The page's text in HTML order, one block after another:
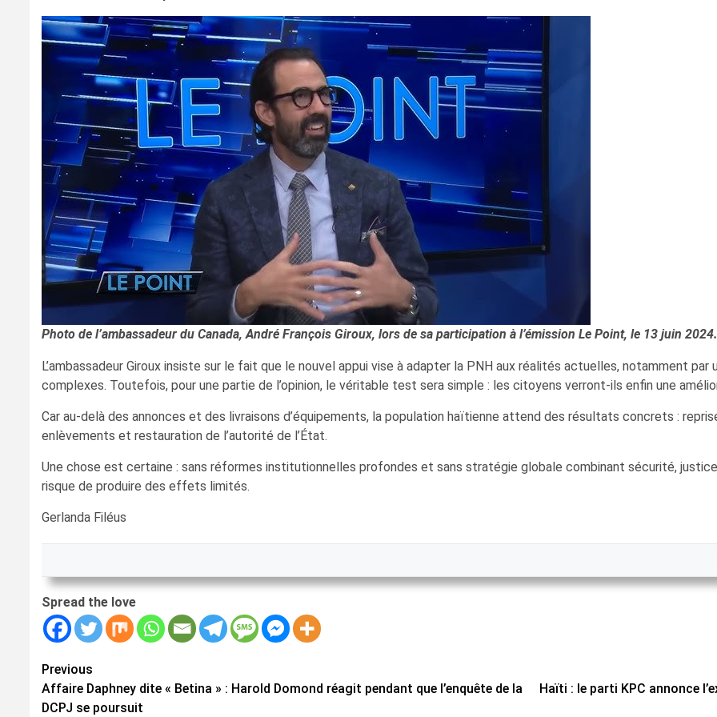
Photo de l’ambassadeur du Canada, André François Giroux, lors de sa participation à l’émission Le Point, le 13 juin 2024.
L’ambassadeur Giroux insiste sur le fait que le nouvel appui vise à adapter la PNH aux réalités actuelles, notamment
Car au-delà des annonces et des livraisons d’équipements, la population haïtienne attend des résultats concrets :
enlèvements et restauration de l’autorité de l’État.
Une chose est certaine : sans réformes institutionnelles profondes et sans stratégie globale combinant sécurité,
risque de produire des effets limités.
Gerlanda Filéus
Spread the love
Continue
Reading
Previous
Affaire Daphney dite « Betina » : Harold Domond réagit pendant que l’enquête de la
DCPJ se poursuit
Haïti : le parti KPC annonce